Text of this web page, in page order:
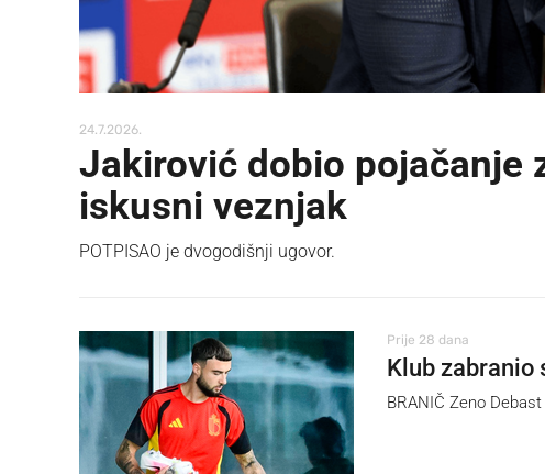
24.7.2026.
Jakirović dobio pojačanje
iskusni veznjak
POTPISAO je dvogodišnji ugovor.
Prije 28 dana
Klub zabranio
BRANIČ Zeno